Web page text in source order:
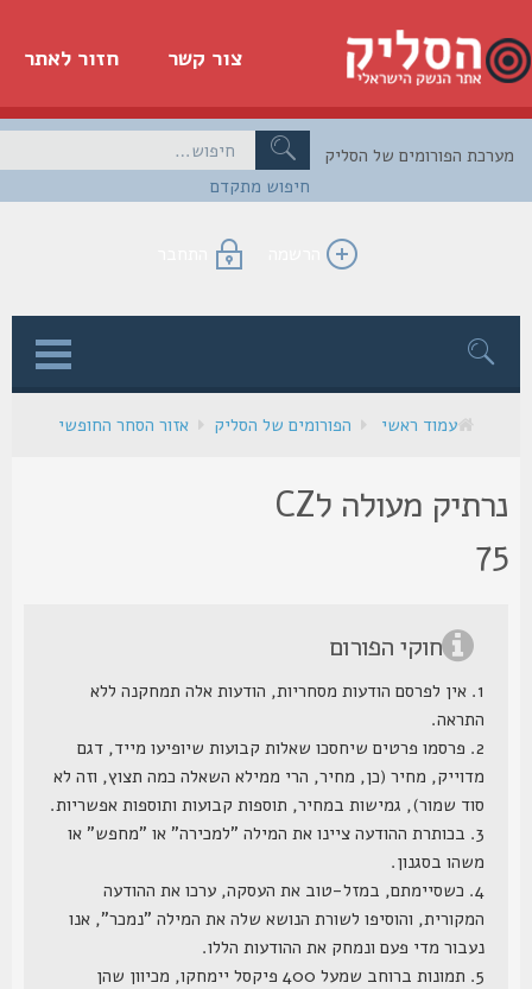
חזור לאתר צור קשר
חיפוש מתקדם
הפורומים של הסליק
הרשמה התחבר
עמוד ראשי הפורומים של הסליק אזור הסחר החופשי
נרתיק מעולה לCZ
חוקי הפורום
1. אין לפרסם הודעות מסחריות, הודעות אלה תמחקנה ללא
התראה.
2. פרסמו פרטים שיחסכו שאלות קבועות שיופיעו מייד, דגם
מדוייק, מחיר (כן, מחיר, הרי ממילא השאלה כמה תצוץ, וזה לא
סוד שמור), גמישות במחיר, תוספות קבועות ותוספות אפשריות.
3. בכותרת ההודעה ציינו את המילה "למכירה" או "מחפש" או
משהו בסגנון.
4. כשסיימתם, במזל-טוב את העסקה, ערכו את ההודעה
המקורית, והוסיפו לשורת הנושא שלה את המילה "נמכר", אנו
נעבור מדי פעם ונמחק את ההודעות הללו.
5. תמונות ברוחב שמעל 400 פיקסל יימחקו, מכיוון שהן